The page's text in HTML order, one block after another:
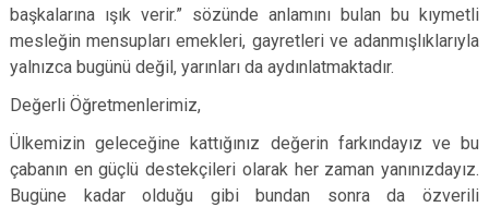
başkalarına ışık verir.” sözünde anlamını bulan bu kıymetli
mesleğin mensupları emekleri, gayretleri ve adanmışlıklarıyla
yalnızca bugünü değil, yarınları da aydınlatmaktadır.
Değerli Öğretmenlerimiz,
Ülkemizin geleceğine kattığınız değerin farkındayız ve bu
çabanın en güçlü destekçileri olarak her zaman yanınızdayız.
Bugüne kadar olduğu gibi bundan sonra da özverili